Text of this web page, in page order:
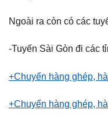
Ngoài ra còn có các
-Tuyến Sài Gòn đi các
+Chuyển hàng ghép,
+Chuyển hàng ghép,